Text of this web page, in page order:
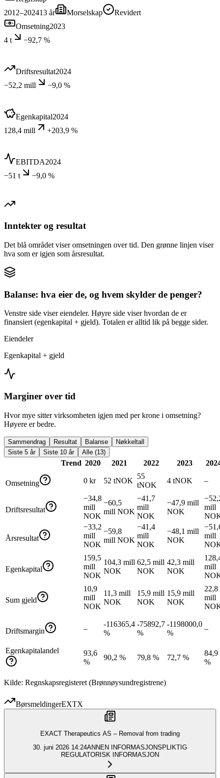
2012–202413 år Morselskap
Revidert
Omsetning2023
4 t
−92,7 %
Driftsresultat2024
−52,2 mill
−9,0 %
Egenkapital2024
128,4 mill
+203,9 %
EBITDA2024
−51 t
−9,0 %
Inntekter og resultat
Det blå området viser omsetningen over tid. Den grønne linjen viser
hva som er igjen som årsresultat.
Balanse: hva eier de, og hvem skylder de penger?
Venstre side viser eiendeler. Høyre side viser hvordan de er
finansiert (egenkapital + gjeld). Totalen er alltid lik på begge sider.
Eiendeler
Egenkapital + gjeld
Marginer over tid
Hvor mye sitter virksomheten igjen med per krone i omsetning?
Høyere er bedre.
Sammendrag Resultat Balanse
Nøkkeltall
Siste 5 år
Siste 10 år Alle (13)
Trend 2020 2021 2022 2023
Omsetning 0 kr 52 tNOK
55
tNOK
4 tNOK –
Driftsresultat
−34,8
mill
NOK
−60,5
mill NOK
−41,7
mill
NOK
−47,9 mill
NOK
mill
Årsresultat
−33,2
mill
NOK
−59,8
mill NOK
−41,4
mill
NOK
−48,1 mill
NOK
mill
Egenkapital
159,5
mill
NOK
104,3 mill
NOK
62,5 mill
NOK
42,3 mill
NOK
mill
Sum gjeld
10,9
mill
NOK
11,3 mill
NOK
15,9 mill
NOK
15,9 mill
NOK
22,8
mill
Driftsmargin –
-116365,4
%
-75892,7
%
-1198000,0
%
–
Egenkapitalandel
93,6
%
90,2 % 79,8 % 72,7 %
84,9
%
Kilde: Regnskapsregisteret (Brønnøysundregistrene)
BørsmeldingerEXTX
EXACT Therapeutics AS – Removal from trading
30. juni 2026 14:24ANNEN INFORMASJONSPLIKTIG
REGULATORISK INFORMASJON